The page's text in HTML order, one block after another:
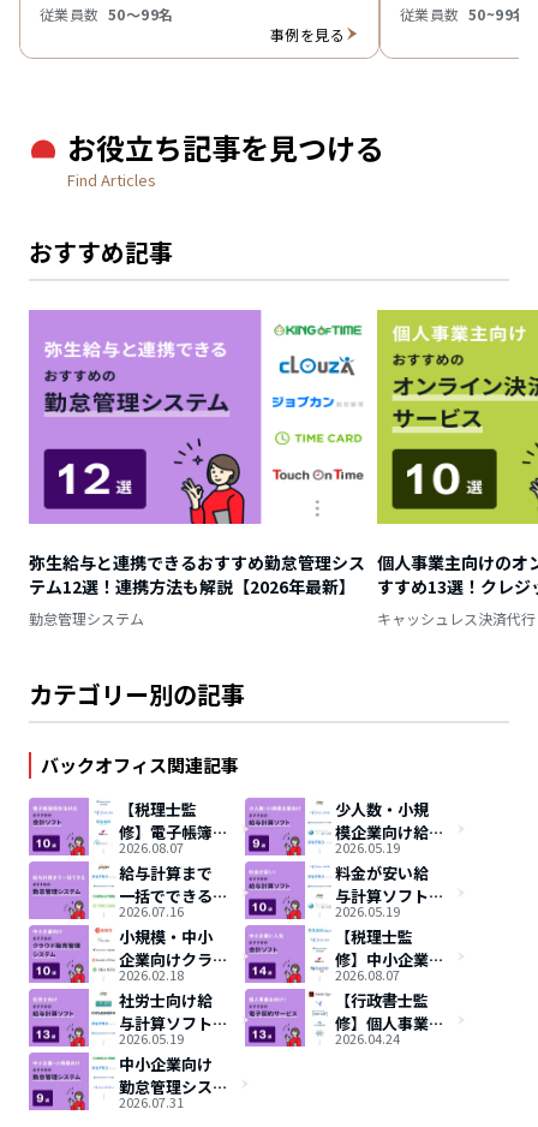
従業員数 50〜99名
事例を見る
従業員数 50~99名
お役立ち記事を見つける
Find Articles
おすすめ記事
弥生給与と連携できるおすすめ勤怠管理シス
テム12選！連携方法も解説【2026年最新】
勤怠管理システム
個人事業主向けのオ
すすめ13選！クレ
須
キャッシュレス決済代行
カテゴリー別の記事
バックオフィス関連記事
【税理士監
修】電子帳簿
保存法対応の
会計ソフトお
すすめ10選！
2026.08.07
少人数・小規
模企業向け給
与計算ソフト
おすすめ9選を
徹底比較
2026.05.19
給与計算まで
一括でできる
勤怠管理シス
テムおすすめ7
選
2026.07.16
料金が安い給
与計算ソフト
おすすめ10選
2026.05.19
小規模・中小
企業向けクラ
ウド販売管理
システムおす
すめ10選
2026.02.18
【税理士監
修】中小企業
に人気・おす
すめの会計ソ
フト14選！
2026.08.07
社労士向け給
与計算ソフト
おすすめ13選
を比較！社労
士ソフトで業
務効率化
2026.05.19
【行政書士監
修】個人事業
主向け電子契
2026.04.24
中小企業向け
勤怠管理シス
テムおすすめ9
2026.07.31